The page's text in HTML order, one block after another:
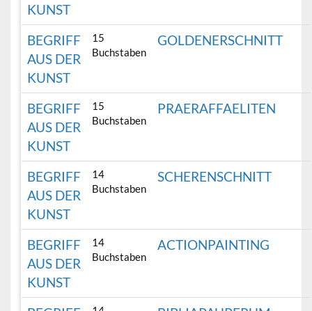
KUNST
BEGRIFF
AUS DER
KUNST
15
Buchstaben
GOLDENERSCHNITT
BEGRIFF
AUS DER
KUNST
15
Buchstaben
PRAERAFFAELITEN
BEGRIFF
AUS DER
KUNST
14
Buchstaben
SCHERENSCHNITT
BEGRIFF
AUS DER
KUNST
14
Buchstaben
ACTIONPAINTING